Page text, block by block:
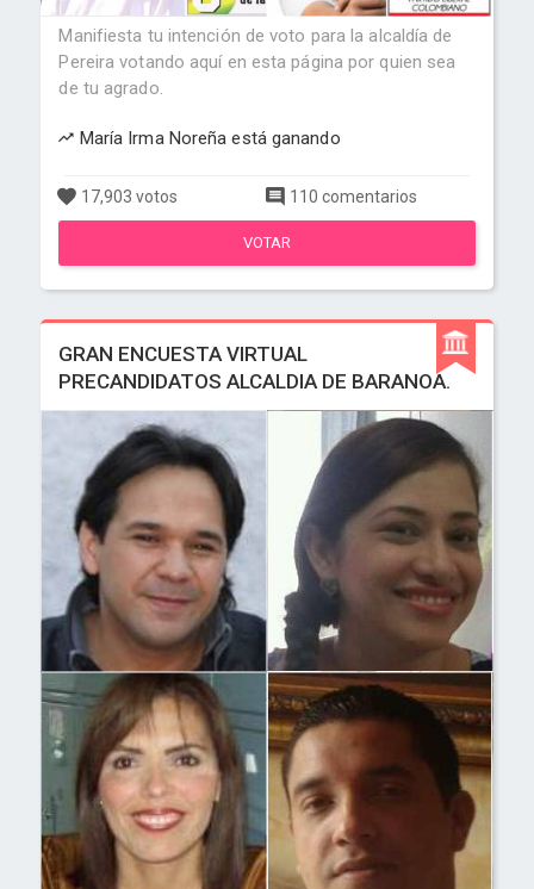
Manifiesta tu intención de voto para la alcaldía de
Pereira votando aquí en esta página por quien sea
de tu agrado.
María Irma Noreña está ganando
17,903 votos 110 comentarios
VOTAR
GRAN ENCUESTA VIRTUAL
PRECANDIDATOS ALCALDIA DE BARANOA.